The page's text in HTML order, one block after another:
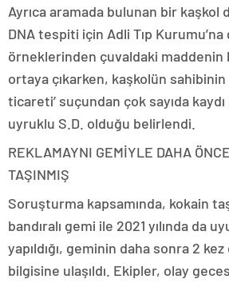
Ayrıca aramada bulunan bir kaşkol
DNA tespiti için Adli Tıp
örneklerinden çuvaldaki maddenin
ortaya çıkarken, kaşkolün
ticareti’ suçundan çok sayıda
uyruklu S.D. olduğu belirlendi.
REKLAMAYNI GEMİYLE DAHA
TAŞINMIŞ
Soruşturma kapsamında, kokain
bandıralı gemi ile 2021 yılında da
yapıldığı, geminin daha sonra 2
bilgisine ulaşıldı. Ekipler, olay